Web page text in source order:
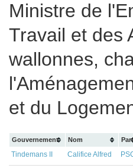
Ministre de
Travail et des
wallonnes,
et du
Gouvernement Nom
Tindemans II Califice Alfred